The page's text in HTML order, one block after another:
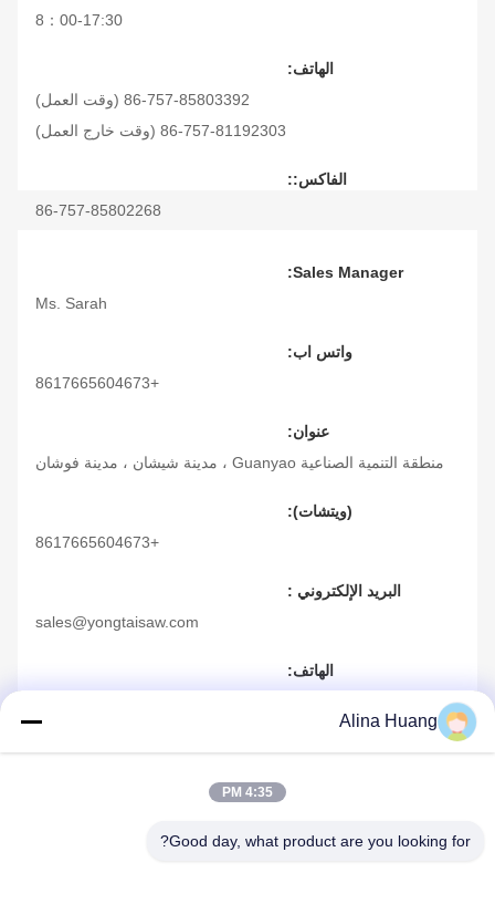
8：00-17:30
الهاتف:
86-757-85803392 (وقت العمل)
86-757-81192303 (وقت خارج العمل)
الفاكس::
86-757-85802268
Sales Manager:
Ms. Sarah
واتس اب:
+8617665604673
عنوان:
منطقة التنمية الصناعية Guanyao ، مدينة شيشان ، مدينة فوشان
(ويتشات):
+8617665604673
البريد الإلكتروني :
sales@yongtaisaw.com
الهاتف:
Alina Huang
4:35 PM
Good day, what product are you looking for?